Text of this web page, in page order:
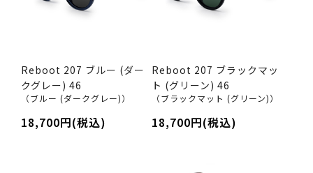
Reboot 207 ブルー (ダー
クグレー) 46
（ブルー (ダークグレー)）
18,700円(税込)
Reboot 207 ブラックマッ
ト (グリーン) 46
（ブラックマット (グリーン)）
18,700円(税込)